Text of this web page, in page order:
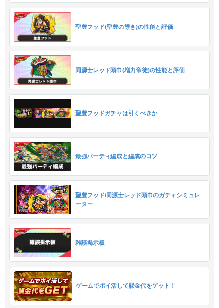
聖豊フッド(聖豊の導き)の性能と評価
同源士レッド頭巾(増力帝徒)の性能と評価
聖豊フッドガチャは引くべきか
最強パーティ編成と編成のコツ
聖豊フッド/同源士レッド頭巾のガチャシミュレ
ーター
雑談掲示板
ゲームでポイ活して課金代をゲット！